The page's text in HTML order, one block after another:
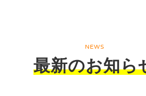
NEWS
最新のお知ら